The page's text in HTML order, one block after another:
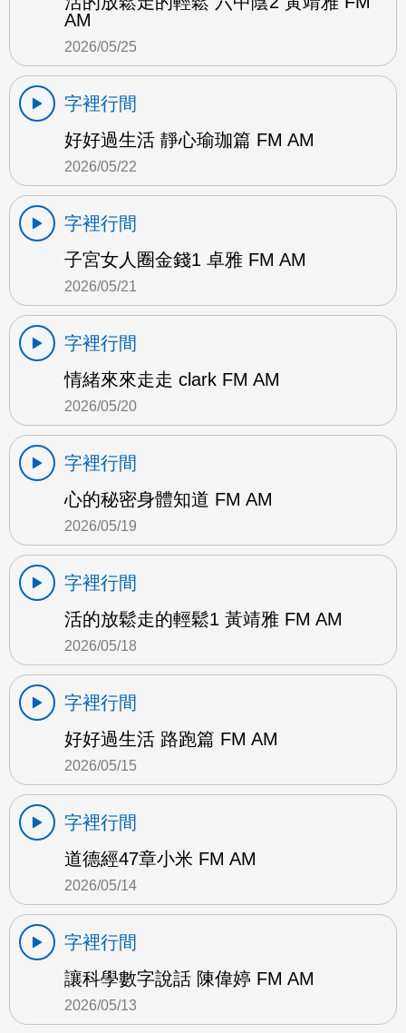
AM
2026/05/25
字裡行間
好好過生活 靜心瑜珈篇 FM AM
2026/05/22
字裡行間
子宮女人圈金錢1 卓雅 FM AM
2026/05/21
字裡行間
情緒來來走走 clark FM AM
2026/05/20
字裡行間
心的秘密身體知道 FM AM
2026/05/19
字裡行間
活的放鬆走的輕鬆1 黃靖雅 FM AM
2026/05/18
字裡行間
好好過生活 路跑篇 FM AM
2026/05/15
字裡行間
道德經47章小米 FM AM
2026/05/14
字裡行間
讓科學數字說話 陳偉婷 FM AM
2026/05/13